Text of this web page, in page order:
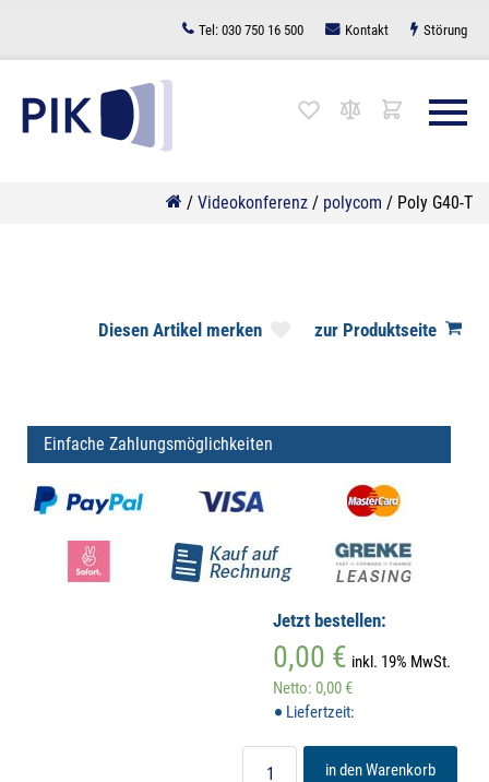
springen
Tel: 030 750 16 500 Kontakt Störung
/ Videokonferenz / polycom / Poly G40-T
zur Produktseite
Diesen Artikel merken
Einfache Zahlungsmöglichkeiten
Jetzt bestellen:
0,00 € inkl. 19% MwSt.
Netto: 0,00 €
Liefertzeit:
in den Warenkorb